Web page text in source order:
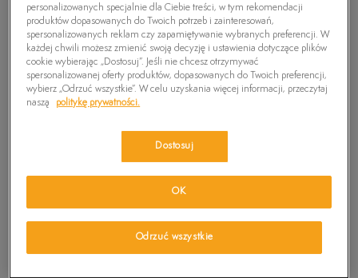
TIMBERLAND PLECAK 27L CITY PACK
0zł
PRODUKT NIEDOSTĘPNY
Wybierz rozmiar
Sprawdź dostępność w salonach
SZCZEGÓŁY
personalizowanych specjalnie dla Ciebie treści, w tym rekomendacji
produktów dopasowanych do Twoich potrzeb i zainteresowań,
spersonalizowanych reklam czy zapamiętywanie wybranych preferencji. W
każdej chwili możesz zmienić swoją decyzję i ustawienia dotyczące plików
cookie wybierając „Dostosuj”. Jeśli nie chcesz otrzymywać
spersonalizowanej oferty produktów, dopasowanych do Twoich preferencji,
wybierz „Odrzuć wszystkie”. W celu uzyskania więcej informacji, przeczytaj
naszą
politykę prywatności.
Dostosuj
Odrzuć wszystkie
OK